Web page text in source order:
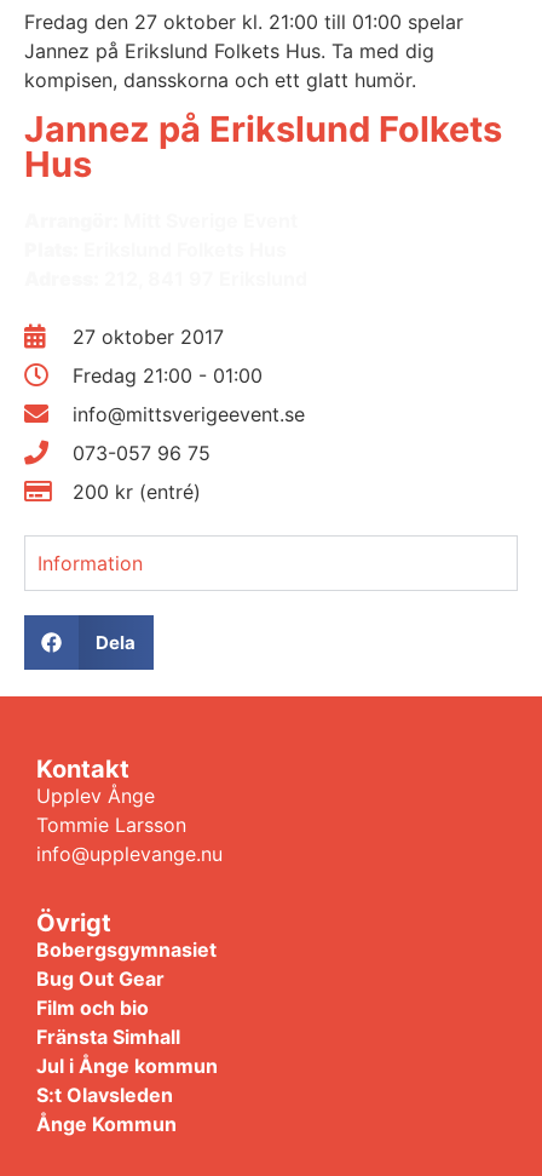
Fredag den 27 oktober kl. 21:00 till 01:00 spelar
Jannez på Erikslund Folkets Hus. Ta med dig
kompisen, dansskorna och ett glatt humör.
Jannez på Erikslund Folkets
Hus
27 oktober 2017
Fredag 21:00 - 01:00
info@mittsverigeevent.se
073-057 96 75
200 kr (entré)
Information
Dela
Kontakt
Upplev Ånge
Tommie Larsson
info@upplevange.nu
Övrigt
Bobergsgymnasiet
Bug Out Gear
Film och bio
Fränsta Simhall
Jul i Ånge kommun
S:t Olavsleden
Ånge Kommun